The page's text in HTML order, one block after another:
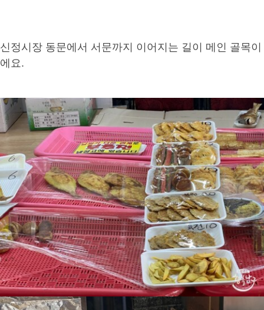
신정시장 동문에서 서문까지 이어지는 길이 메인 골목이
에요.